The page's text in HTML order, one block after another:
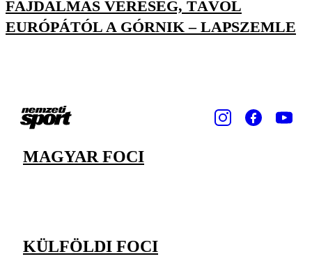
FÁJDALMAS VERESÉG, TÁVOL
EURÓPÁTÓL A GÓRNIK – LAPSZEMLE
MAGYAR FOCI
KÜLFÖLDI FOCI